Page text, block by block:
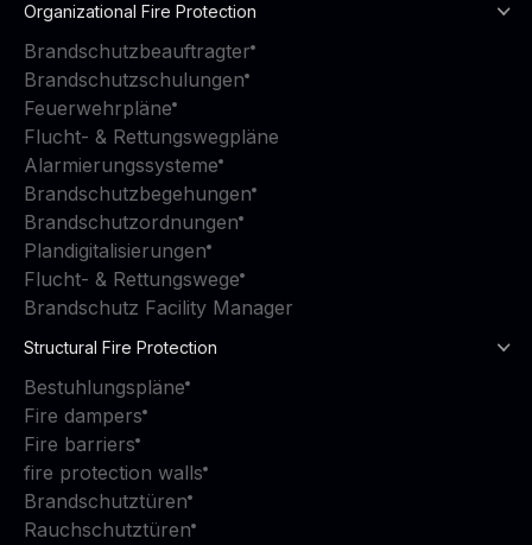
Organizational Fire Protection
Brandschutzbeauftragter
Brandschutzschulungen
Feuerwehrpläne
Flucht- & Rettungswegpläne
Alarmierungssysteme
Brandschutzbegehungen
Brandschutzordnungen
Plandigitalisierungen
Flucht- & Rettungswege
Brandschutz Facility Manager
Structural Fire Protection
Bestuhlungspläne
Fire dampers
Fire barriers
fire protection walls
Brandschutztüren
Rauchschutztüren